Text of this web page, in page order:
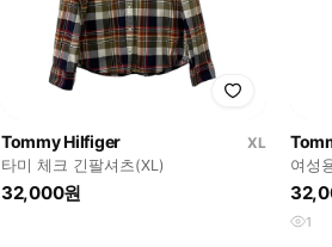
Tommy Hilfiger
XL
타미 체크 긴팔셔츠(XL)
32,000원
여성
1